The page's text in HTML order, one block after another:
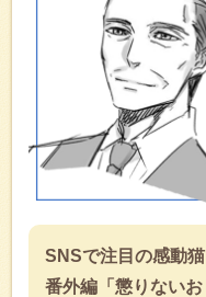
SNSで注目の感動
番外編「懲りない